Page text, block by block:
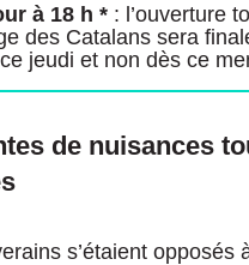
à 18 h * : l’ouverture
des Catalans sera
jeudi et non dès ce
de nuisances
s’étaient opposés